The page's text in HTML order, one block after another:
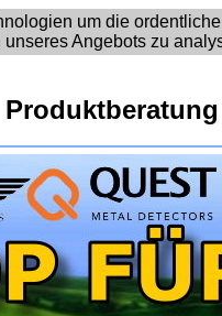
um die
Angebots zu